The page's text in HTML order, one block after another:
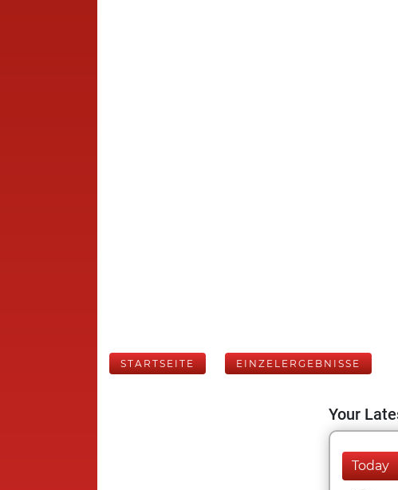
STARTSEITE EINZELERGEBNISSE
Your
Today